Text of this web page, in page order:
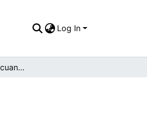
Log In
Avenida Colombia cuando no tenía puentes peatonales